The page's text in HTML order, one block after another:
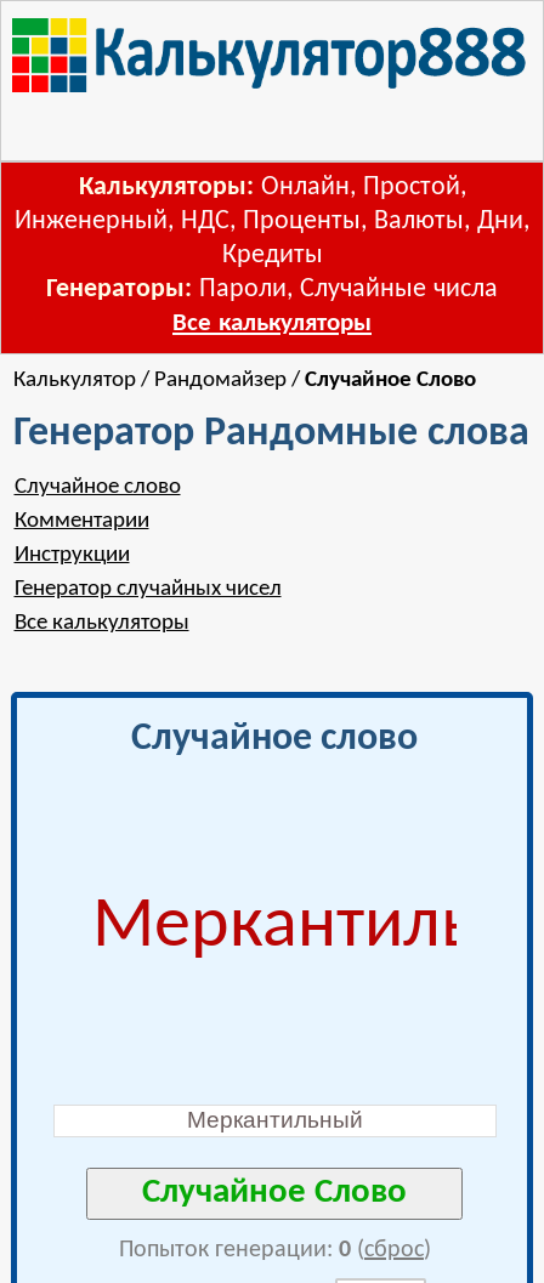
Калькуляторы: Онлайн, Простой,
Инженерный, НДС, Проценты, Валюты, Дни,
Кредиты
Генераторы: Пароли, Случайные числа
Все калькуляторы
Калькулятор / Рандомайзер /Случайное Слово
Генератор Рандомные слова
Случайное слово
Комментарии
Инструкции
Генератор случайных чисел
Все калькуляторы
Случайное слово
Попыток генерации: 0(сброс)